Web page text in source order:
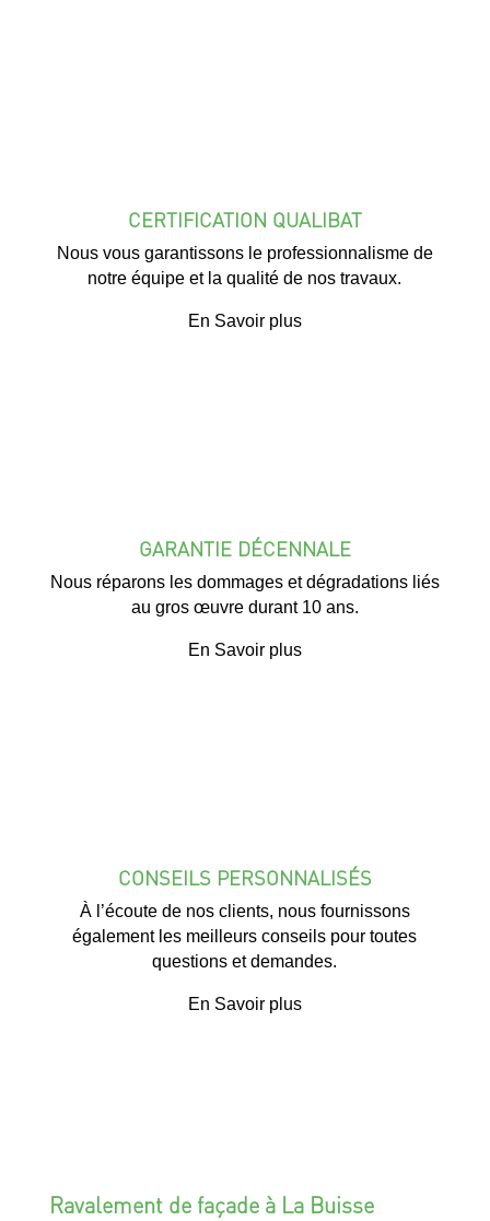
CERTIFICATION QUALIBAT
Nous vous garantissons le professionnalisme de
notre équipe et la qualité de nos travaux.
En Savoir plus
GARANTIE DÉCENNALE
Nous réparons les dommages et dégradations liés
au gros œuvre durant 10 ans.
En Savoir plus
CONSEILS PERSONNALISÉS
À l’écoute de nos clients, nous fournissons
également les meilleurs conseils pour toutes
questions et demandes.
En Savoir plus
Ravalement de façade à La Buisse